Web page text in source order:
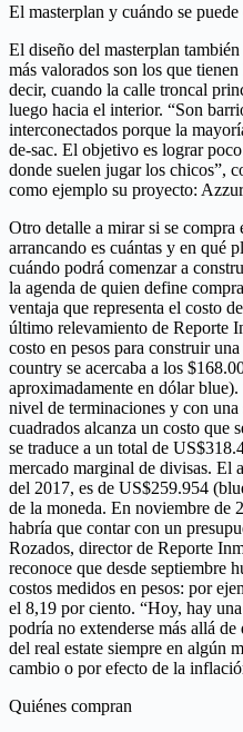
El masterplan y cuándo se
El diseño del masterplan
más valorados son los que
decir, cuando la calle troncal
luego hacia el interior. “Son
interconectados porque la
de-sac. El objetivo es lograr
donde suelen jugar los chicos”,
como ejemplo su proyecto:
Otro detalle a mirar si se compra
arrancando es cuántas y en qué
cuándo podrá comenzar a
la agenda de quien define
ventaja que representa el costo
último relevamiento de Reporte
costo en pesos para construir
country se acercaba a los
aproximadamente en dólar
nivel de terminaciones y con
cuadrados alcanza un costo que
se traduce a un total de
mercado marginal de divisas. El
del 2017, es de US$259.954
de la moneda. En noviembre de
habría que contar con un
Rozados, director de Reporte
reconoce que desde septiembre
costos medidos en pesos: por
el 8,19 por ciento. “Hoy, hay
podría no extenderse más allá
del real estate siempre en algún
cambio o por efecto de la
Quiénes compran